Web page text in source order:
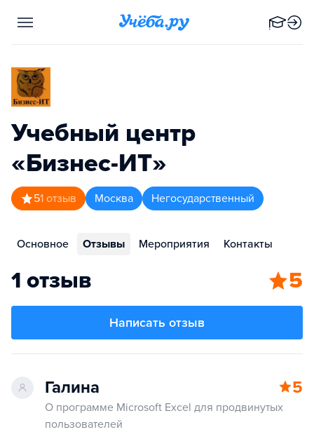
Учебный центр
«Бизнес-ИТ»
51 отзыв Москва Негосударственный
Основное Отзывы Мероприятия Контакты
1 отзыв 5
Написать отзыв
Галина 5
О программе Microsoft Excel для продвинутых
пользователей